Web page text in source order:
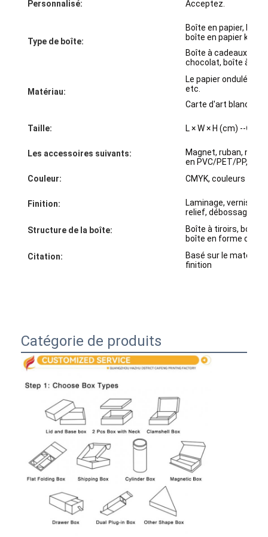
Contrôle de qualité
Nouvelles
Étiquette adhésive
Sac facial d'emballage de masque
Impression de brochures sur mesure
Paquet rouge personnalisé
Personnalisé: Acceptez.
Type de boîte:
Boîte en papier,
boîte en papier kraft,
Boîte à cadeaux,
chocolat, boîte à
Matériau:
Le papier ondulé, le
etc.
Carte d'art blanche
Taille: L × W × H (cm) --
Les accessoires suivants:
Magnet, ruban,
en PVC/PET/PP, etc.
Couleur:
CMYK, couleurs
Finition:
Laminage, vernis,
relief, débossage,
Structure de la boîte:
Boîte à tiroirs, boîte
boîte en forme de
Citation:
Basé sur le
finition
Catégorie de produits